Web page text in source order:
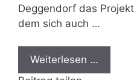
Deggendorf das
dem sich auch …
Weiterlesen …